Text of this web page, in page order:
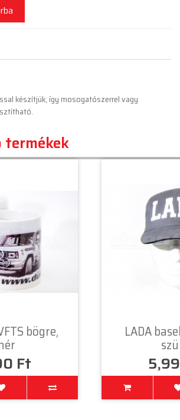
készítjük, így mosogatószerrel vagy
termékek
bögre,
Ft
LADA